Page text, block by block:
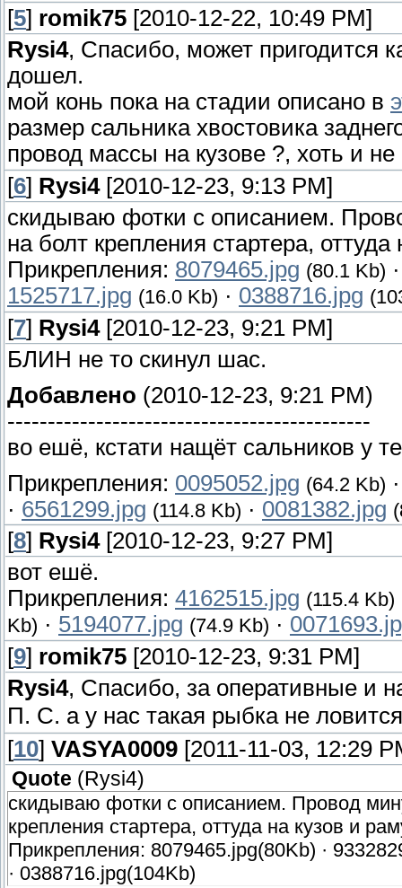
[5] romik75 [2010-12-22, 10:49 PM]
Rysi4, Спасибо, может пригодится
дошел.
мой конь пока на стадии описано в
размер сальника хвостовика
провод массы на кузове ?, хоть и
[6] Rysi4[2010-12-23, 9:13 PM]
скидываю фотки с описанием.
на болт крепления стартера, оттуда
Прикрепления: 8079465.jpg (80.1 Kb)
1525717.jpg (16.0 Kb) · 0388716.jpg
[7] Rysi4[2010-12-23, 9:21 PM]
БЛИН не то скинул шас.
Добавлено (2010-12-23, 9:21 PM)
---------------------------------------------
во ешё, кстати нащёт сальников у
Прикрепления: 0095052.jpg (64.2 Kb)
· 6561299.jpg (114.8 Kb) · 0081382.jpg
[8] Rysi4[2010-12-23, 9:27 PM]
вот ешё.
Прикрепления: 4162515.jpg (115.4 Kb)
Kb) · 5194077.jpg (74.9 Kb) ·
[9] romik75 [2010-12-23, 9:31 PM]
Rysi4, Спасибо, за оперативные и
П. С. а у нас такая рыбка не
[10] VASYA0009 [2011-11-03, 12:29
Quote ( Rysi4)
скидываю фотки с описанием. Провод
крепления стартера, оттуда на кузов и
Прикрепления: 8079465.jpg(80Kb) ·
· 0388716.jpg(104Kb)